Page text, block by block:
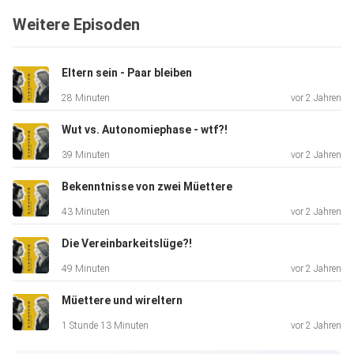
Lasst uns gerne an euren Erfahrungen mit gefühlsstarken
Babys
teilhaben und leitet diese Folge Eltern weiter, welche
gerade in
einer solchen Zeit stecken - die Isolierung damit ist leider
gross.
viel Liebi - eui Müettere
Weitere Episoden
Eltern sein - Paar bleiben
28 Minuten vor 2 Jahren
Wut vs. Autonomiephase - wtf?!
39 Minuten vor 2 Jahren
Bekenntnisse von zwei Müettere
43 Minuten vor 2 Jahren
Die Vereinbarkeitslüge?!
49 Minuten vor 2 Jahren
Müettere und wireltern
1 Stunde 13 Minuten vor 2 Jahren